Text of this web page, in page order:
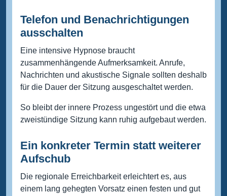
Telefon und Benachrichtigungen
ausschalten
Eine intensive Hypnose braucht
zusammenhängende Aufmerksamkeit. Anrufe,
Nachrichten und akustische Signale sollten deshalb
für die Dauer der Sitzung ausgeschaltet werden.
So bleibt der innere Prozess ungestört und die etwa
zweistündige Sitzung kann ruhig aufgebaut werden.
Ein konkreter Termin statt weiterer
Aufschub
Die regionale Erreichbarkeit erleichtert es, aus
einem lang gehegten Vorsatz einen festen und gut